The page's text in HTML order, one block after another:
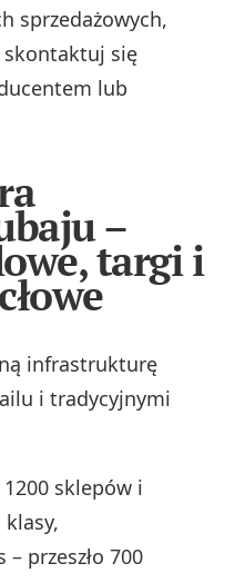
sprzedażowych,
się
lub
–
targi i
infrastrukturę
i tradycyjnymi
sklepów i
przeszło 700